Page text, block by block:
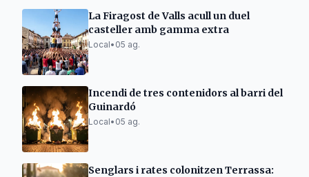
La Firagost de Valls acull un duel
casteller amb gamma extra
Local• 05 ag.
Incendi de tres contenidors al barri del
Guinardó
Local• 05 ag.
Senglars i rates colonitzen Terrassa: